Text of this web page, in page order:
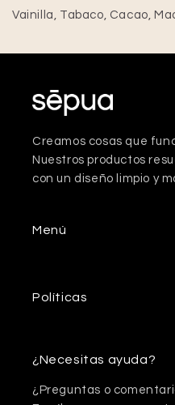
Vainilla, Tabaco, Cacao,
Creamos cosas que
Nuestros productos
con un diseño limpio y
Menú
Políticas
¿Necesitas ayuda?
¿Preguntas o